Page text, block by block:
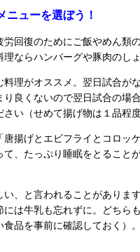
ニューを選ぼう！
回復のためにご飯やめん類
ならハンバーグや豚肉のし
理がオススメ。翌日試合が
り良くないので翌日試合の場
い（せめて揚げ物は１品程度
揚げとエビフライとコロッ
、たっぷり睡眠をとること
、と言われることがありま
には牛乳も忘れずに。どちら
品を事前に確認しておく）。